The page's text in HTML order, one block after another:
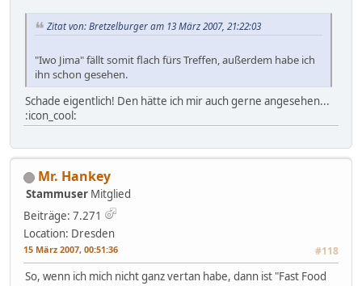
Zitat von: Bretzelburger am 13 März 2007, 21:22:03
"Iwo Jima" fällt somit flach fürs Treffen, außerdem habe ich
ihn schon gesehen.
Schade eigentlich! Den hätte ich mir auch gerne angesehen...
:icon_cool:
Mr. Hankey
Stammuser Mitglied
Beiträge: 7.271
Location: Dresden
15 März 2007, 00:51:36 #118
So, wenn ich mich nicht ganz vertan habe, dann ist "Fast Food